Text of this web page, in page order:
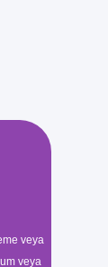
veya
veya